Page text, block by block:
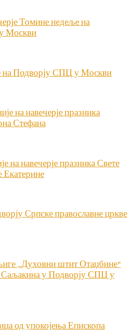
Томине недеље на
Москви
на Подворју СПЦ у Москви
на навечерје празника
Стефана
на навечерје празника Свете
Екатерине
Српске православне цркве
„Духовни штит Отаџбине“
Саљакина у Подворју СПЦ у
од упокојења Епископа